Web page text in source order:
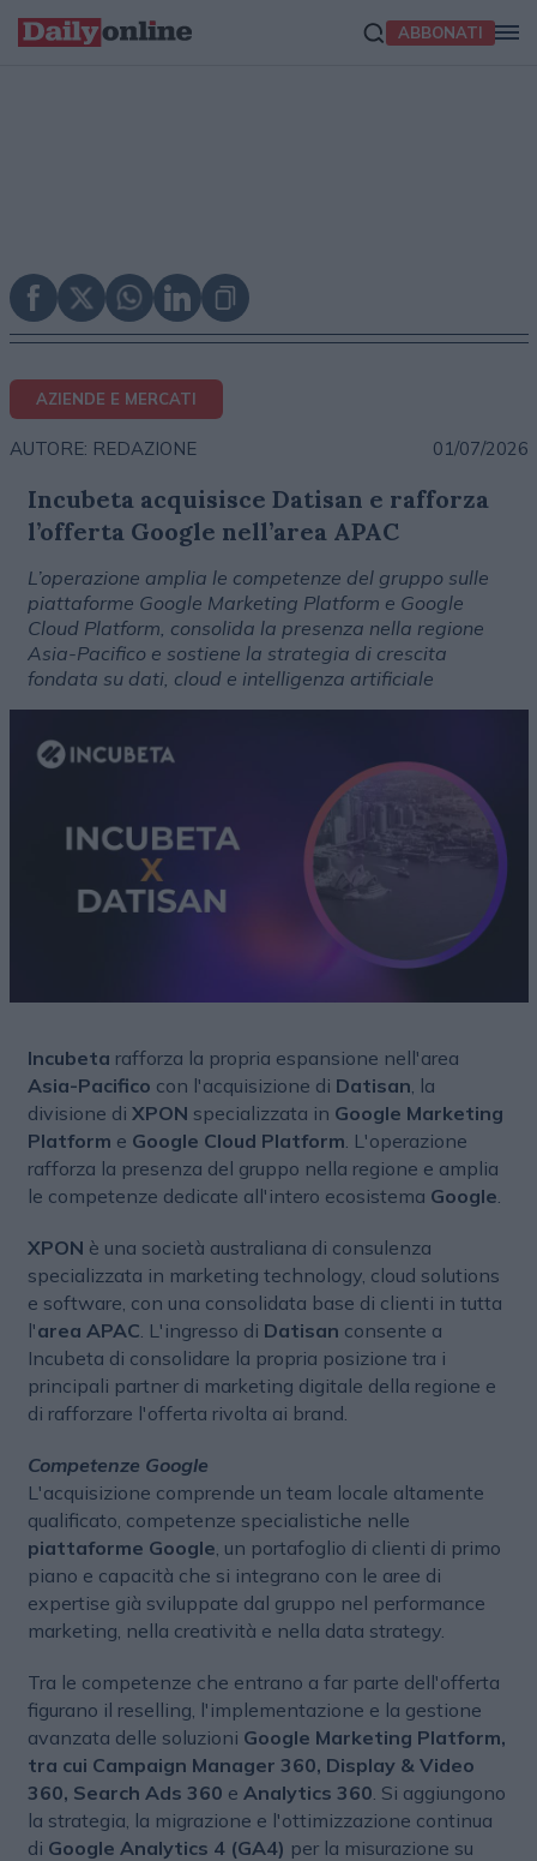
ABBONATI
AZIENDE E MERCATI
AUTORE: REDAZIONE 01/07/2026
Incubeta acquisisce Datisan e rafforza
l’offerta Google nell’area APAC
L’operazione amplia le competenze del gruppo sulle
piattaforme Google Marketing Platform e Google
Cloud Platform, consolida la presenza nella regione
Asia-Pacifico e sostiene la strategia di crescita
fondata su dati, cloud e intelligenza artificiale
Incubeta rafforza la propria espansione nell'area
Asia-Pacifico con l'acquisizione di Datisan , la
divisione di XPON specializzata in Google Marketing
Platform e Google Cloud Platform . L'operazione
rafforza la presenza del gruppo nella regione e amplia
le competenze dedicate all'intero ecosistema Google
XPON è una società australiana di consulenza
specializzata in marketing technology, cloud solutions
e software, con una consolidata base di clienti in tutta
l'area APAC . L'ingresso di Datisan consente a
Incubeta di consolidare la propria posizione tra i
principali partner di marketing digitale della regione e
di rafforzare l'offerta rivolta ai brand.
Competenze Google
L'acquisizione comprende un team locale altamente
qualificato, competenze specialistiche nelle
piattaforme Google , un portafoglio di clienti di primo
piano e capacità che si integrano con le aree di
expertise già sviluppate dal gruppo nel performance
marketing, nella creatività e nella data strategy.
Tra le competenze che entrano a far parte dell'offerta
figurano il reselling, l'implementazione e la gestione
avanzata delle soluzioni Google Marketing Platform,
tra cui Campaign Manager 360, Display & Video
360, Search Ads 360 e Analytics 360 . Si aggiungono
la strategia, la migrazione e l'ottimizzazione continua
di Google Analytics 4 (GA4) per la misurazione su